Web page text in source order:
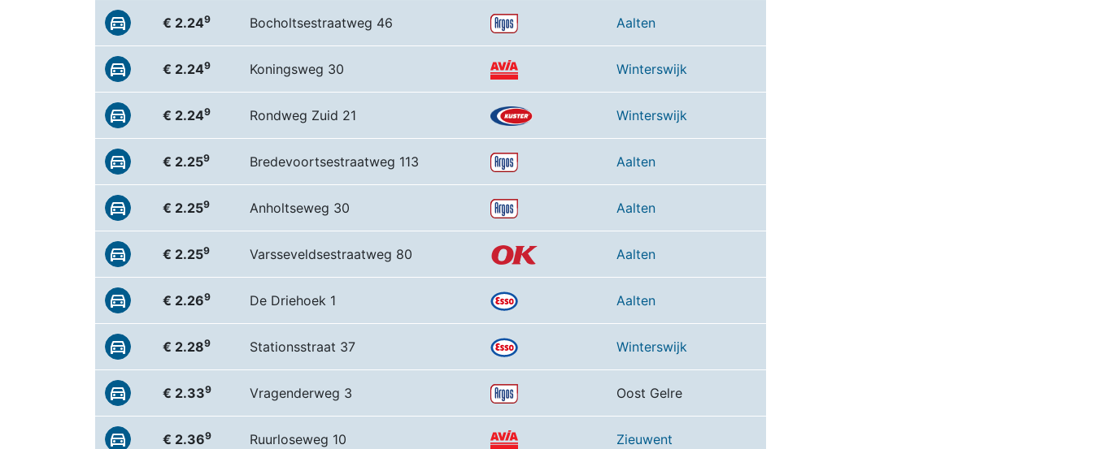
€ 2.249 Bocholtsestraatweg 46 Aalten
€ 2.249 Koningsweg 30 Winterswijk
€ 2.249 Rondweg Zuid 21 Winterswijk
€ 2.259 Bredevoortsestraatweg 113 Aalten
€ 2.259 Anholtseweg 30 Aalten
€ 2.259 Varsseveldsestraatweg 80 Aalten
€ 2.269 De Driehoek 1 Aalten
€ 2.289 Stationsstraat 37 Winterswijk
€ 2.339 Vragenderweg 3 Oost Gelre
€ 2.369 Ruurloseweg 10 Zieuwent